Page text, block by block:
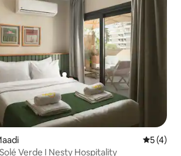
Note
5 (4)
Verde I Nesty Hospitality